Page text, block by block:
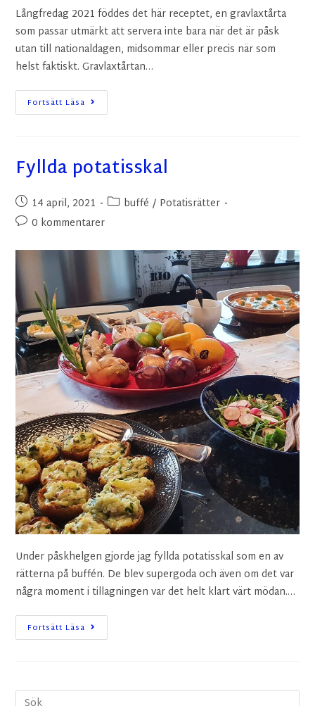
Långfredag 2021 föddes det här receptet, en gravlaxtårta
som passar utmärkt att servera inte bara när det är påsk
utan till nationaldagen, midsommar eller precis när som
helst faktiskt. Gravlaxtårtan…
Fortsätt Läsa
Fyllda potatisskal
14 april, 2021 buffé / Potatisrätter
0 kommentarer
Under påskhelgen gjorde jag fyllda potatisskal som en av
rätterna på buffén. De blev supergoda och även om det var
några moment i tillagningen var det helt klart värt mödan.…
Fortsätt Läsa